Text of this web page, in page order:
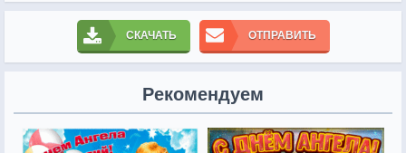
СКАЧАТЬ ОТПРАВИТЬ
Рекомендуем